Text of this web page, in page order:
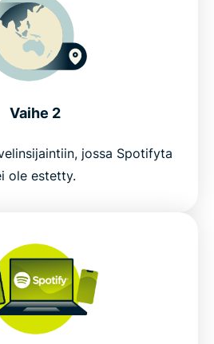
Vaihe 2
jossa Spotifyta
ole estetty.